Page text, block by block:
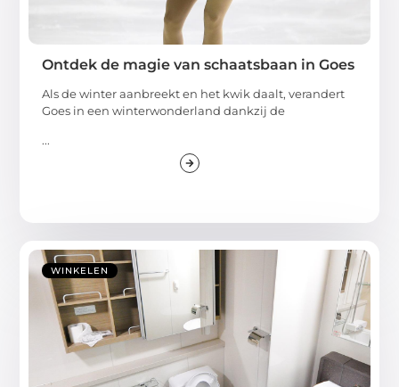
Ontdek de magie van schaatsbaan in Goes
Als de winter aanbreekt en het kwik daalt, verandert
Goes in een winterwonderland dankzij de
...
WINKELEN